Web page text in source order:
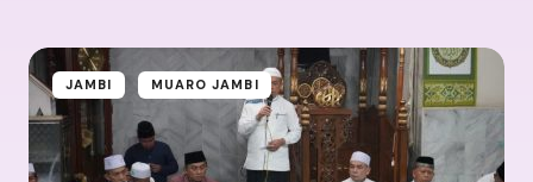
JAMBI MUARO JAMBI